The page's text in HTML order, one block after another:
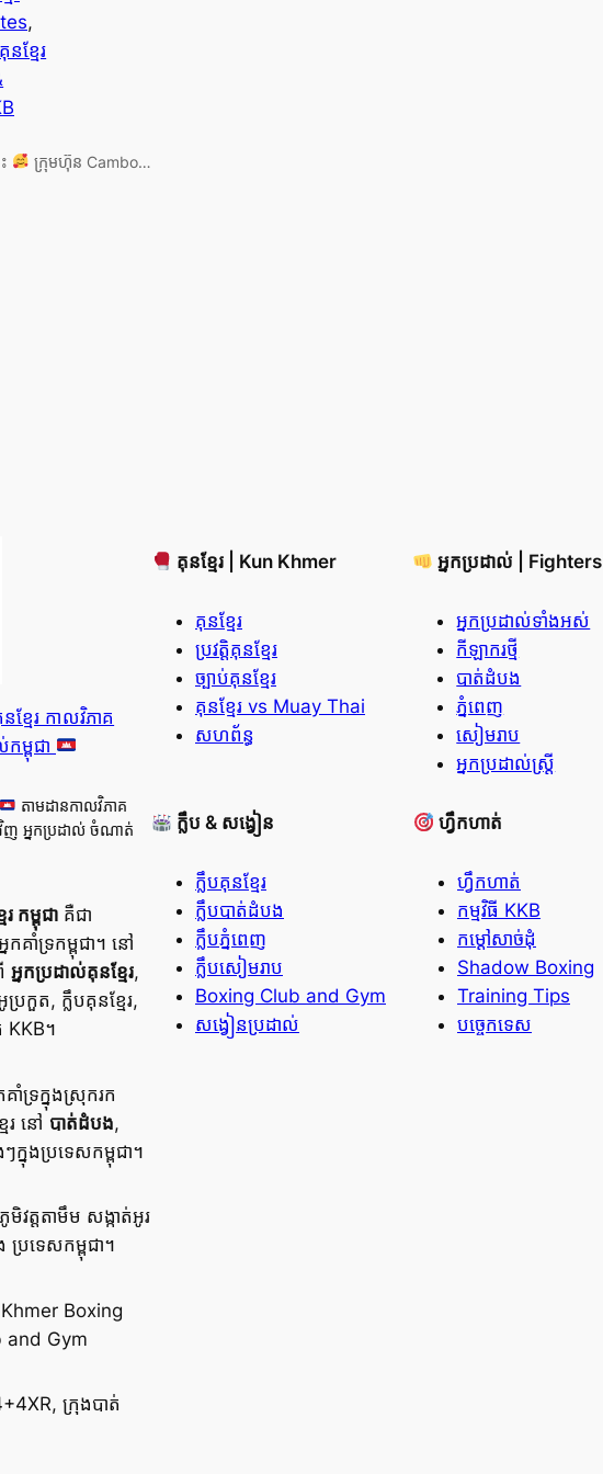
,
ខ្មែរ
ក្រុមហ៊ុន Cambo…
មែរ កាលវិភាគ
ម្ពុជា
តាមដានកាលវិភាគ
ញ អ្នកប្រដាល់ ចំណាត់
កម្ពុជា គឺជា
កគាំទ្រកម្ពុជា។ នៅ
អ្នកប្រដាល់គុនខ្មែរ,
កួត, ក្លឹបគុនខ្មែរ,
KKB។
ទ្រក្នុងស្រុករក
រ នៅ បាត់ដំបង,
ក្នុងប្រទេសកម្ពុជា។
ភូមិវត្តតាមឹម សង្កាត់អូរ
រទេសកម្ពុជា។
Boxing
and Gym
ក្រុងបាត់
គុនខ្មែរ | Kun Khmer
គុនខ្មែរ
ប្រវត្តិគុនខ្មែរ
ច្បាប់គុនខ្មែរ
គុនខ្មែរ vs Muay Thai
សហព័ន្ធ
អ្នកប្រដាល់ | Fighters
អ្នកប្រដាល់ទាំងអស់
កីឡាករថ្មី
បាត់ដំបង
ភ្នំពេញ
សៀមរាប
អ្នកប្រដាល់ស្ត្រី
ក្លឹប & សង្វៀន
ក្លឹបគុនខ្មែរ
ក្លឹបបាត់ដំបង
ក្លឹបភ្នំពេញ
ក្លឹបសៀមរាប
Boxing Club and Gym
សង្វៀនប្រដាល់
ហ្វឹកហាត់
ហ្វឹកហាត់
កម្មវិធី KKB
កម្ដៅសាច់ដុំ
Shadow Boxing
Training Tips
បច្ចេកទេស